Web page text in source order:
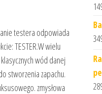
testera odpowiada
TESTER.W wielu
wód danej
stworzenia zapachu.
zmysłowa